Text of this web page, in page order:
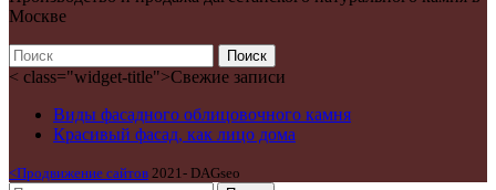
Москве
Поиск
< class="widget-title">Свежие записи
Виды фасадного облицовочного камня
Красивый фасад, как лицо дома
<Продвижение сайтов 2021- DAGseo